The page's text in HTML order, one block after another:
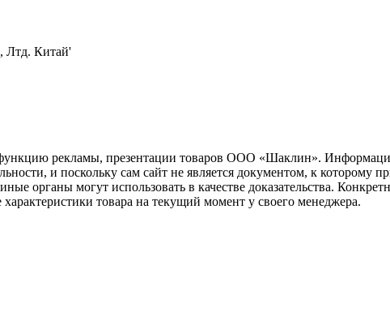
Лтд. Китай'
рекламы, презентации товаров ООО «Шаклин».
и поскольку сам сайт не является документом, к которому
органы могут использовать в качестве доказательства.
товара на текущий момент у своего менеджера.